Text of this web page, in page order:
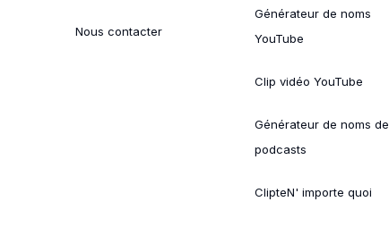
Nous contacter
Générateur de noms
YouTube
Clip vidéo YouTube
Générateur de noms de
podcasts
ClipteN' importe quoi